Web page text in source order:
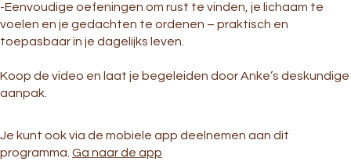
-Eenvoudige oefeningen om rust te vinden, je lichaam te
voelen en je gedachten te ordenen – praktisch en
toepasbaar in je dagelijks leven.
Koop de video en laat je begeleiden door Anke’s deskundige
aanpak.
Je kunt ook via de mobiele app deelnemen aan dit
programma. Ga naar de app